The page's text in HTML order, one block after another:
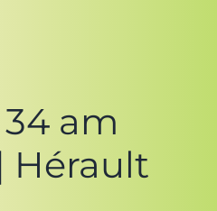
am
Hérault